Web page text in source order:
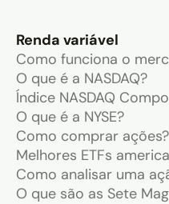
Renda variável
Como funciona o
O que é a NASDAQ?
Índice NASDAQ
O que é a NYSE?
Como comprar ações?
Melhores ETFs
Como analisar uma
O que são as Sete